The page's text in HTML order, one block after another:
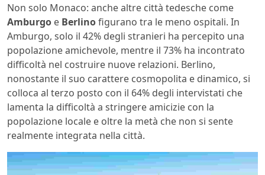
Non solo Monaco: anche altre città tedesche come
Amburgo e Berlinofigurano tra le meno ospitali. In
Amburgo, solo il 42% degli stranieri ha percepito una
popolazione amichevole, mentre il 73% ha incontrato
difficoltà nel costruire nuove relazioni. Berlino,
nonostante il suo carattere cosmopolita e dinamico, si
colloca al terzo posto con il 64% degli intervistati che
lamenta la difficoltà a stringere amicizie con la
popolazione locale e oltre la metà che non si sente
realmente integrata nella città.